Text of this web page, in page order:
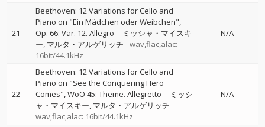
21
Beethoven: 12 Variations for Cello and
Piano on "Ein Mädchen oder Weibchen",
Op. 66: Var. 12. Allegro -- ミッシャ・マイスキ
ー マルタ・アルゲリッチ
wav,flac,alac:
16bit/44.1kHz
N/A
22
Beethoven: 12 Variations for Cello and
Piano on "See the Conquering Hero
Comes", WoO 45: Theme. Allegretto -- ミッシ
ャ・マイスキー マルタ・アルゲリッチ
wav,flac,alac: 16bit/44.1kHz
N/A